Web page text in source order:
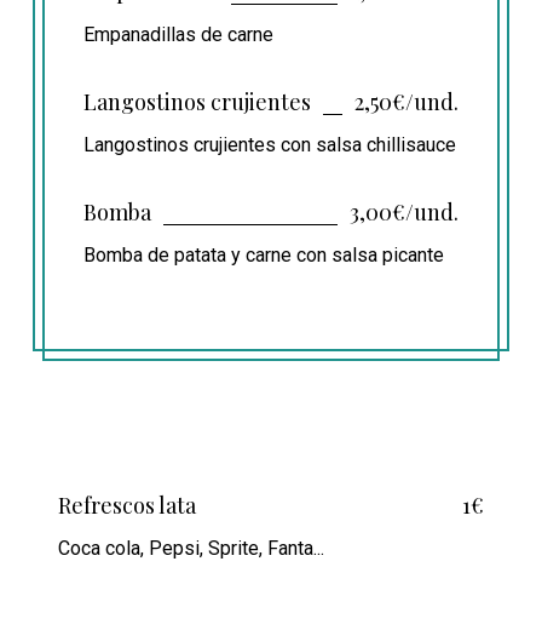
Empanadillas de carne
Langostinos crujientes 2,50€/und.
Langostinos crujientes con salsa chillisauce
Bomba 3,00€/und.
Bomba de patata y carne con salsa picante
Refrescos lata 1€
Coca cola, Pepsi, Sprite, Fanta...